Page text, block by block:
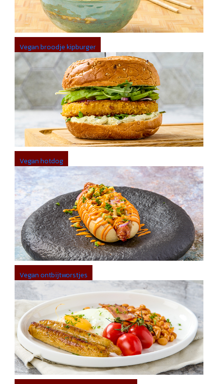
Vegan broodje kipburger
Vegan hotdog
Vegan ontbijtworstjes